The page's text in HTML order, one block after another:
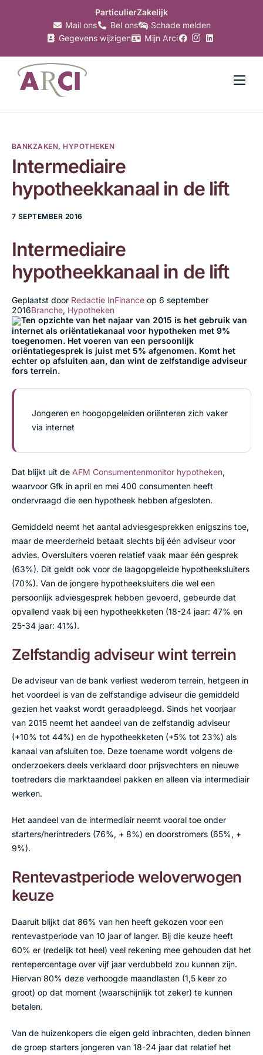
ParticulierZakelijk
Mail ons
Bel ons
Schade melden
Gegevens wijzigen
Mijn Arci
Verzekeringen
Makelaardij
Bankzaken
Belastingzaken
Over Arci
Nieuws
BANKZAKEN,HYPOTHEKEN
Intermediaire
hypotheekkanaal in de lift
7 SEPTEMBER 2016
Intermediaire
hypotheekkanaal in de lift
Geplaatst door Redactie InFinance op 6 september
2016Branche, Hypotheken
Ten opzichte van het najaar van 2015 is het gebruik van
internet als oriëntatiekanaal voor hypotheken met 9%
toegenomen. Het voeren van een persoonlijk
oriëntatiegesprek is juist met 5% afgenomen. Komt het
echter op afsluiten aan, dan wint de zelfstandige adviseur
fors terrein.
Jongeren en hoogopgeleiden oriënteren zich vaker
via internet
Dat blijkt uit de AFM Consumentenmonitor hypotheken,
waarvoor Gfk in april en mei 400 consumenten heeft
ondervraagd die een hypotheek hebben afgesloten.
Gemiddeld neemt het aantal adviesgesprekken enigszins toe,
maar de meerderheid betaalt slechts bij één adviseur voor
advies. Oversluiters voeren relatief vaak maar één gesprek
(63%). Dit geldt ook voor de laagopgeleide hypotheeksluiters
(70%). Van de jongere hypotheeksluiters die wel een
persoonlijk adviesgesprek hebben gevoerd, gebeurde dat
opvallend vaak bij een hypotheekketen (18-24 jaar: 47% en
25-34 jaar: 41%).
Zelfstandig adviseur wint terrein
De adviseur van de bank verliest wederom terrein, hetgeen in
het voordeel is van de zelfstandige adviseur die gemiddeld
gezien het vaakst wordt geraadpleegd. Sinds het voorjaar
van 2015 neemt het aandeel van de zelfstandig adviseur
(+10% tot 44%) en de hypotheekketen (+5% tot 23%) als
kanaal van afsluiten toe. Deze toename wordt volgens de
onderzoekers deels verklaard door prijsvechters en nieuwe
toetreders die marktaandeel pakken en alleen via intermediair
werken.
Het aandeel van de intermediair neemt vooral toe onder
starters/herintreders (76%, + 8%) en doorstromers (65%, +
9%).
Rentevastperiode weloverwogen
keuze
Daaruit blijkt dat 86% van hen heeft gekozen voor een
rentevastperiode van 10 jaar of langer. Bij die keuze heeft
60% er (redelijk tot heel) veel rekening mee gehouden dat het
rentepercentage over vijf jaar verdubbeld zou kunnen zijn.
Hiervan 80% deze verhoogde maandlasten (1,5 keer zo
groot) op dat moment (waarschijnlijk tot zeker) te kunnen
betalen.
Van de huizenkopers die eigen geld inbrachten, deden binnen
de groep starters jongeren van 18-24 jaar dat relatief het